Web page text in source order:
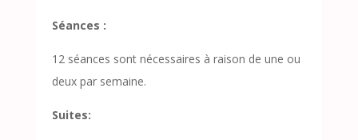
Séances :
12 séances sont nécessaires à raison de une ou
deux par semaine.
Suites: